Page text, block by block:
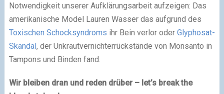
Notwendigkeit unserer Aufklärungsarbeit aufzeigen: Das
amerikanische Model Lauren Wasser das aufgrund des
Toxischen Schocksyndroms ihr Bein verlor oder Glyphosat-
Skandal, der Unkrautvernichterrückstände von Monsanto in
Tampons und Binden fand.
Wir bleiben dran und reden drüber – let’s break the